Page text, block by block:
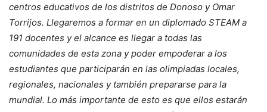
centros educativos de los distritos de Donoso y Omar
Torrijos. Llegaremos a formar en un diplomado STEAM a
191 docentes y el alcance es llegar a todas las
comunidades de esta zona y poder empoderar a los
estudiantes que participarán en las olimpiadas locales,
regionales, nacionales y también prepararse para la
mundial. Lo más importante de esto es que ellos estarán